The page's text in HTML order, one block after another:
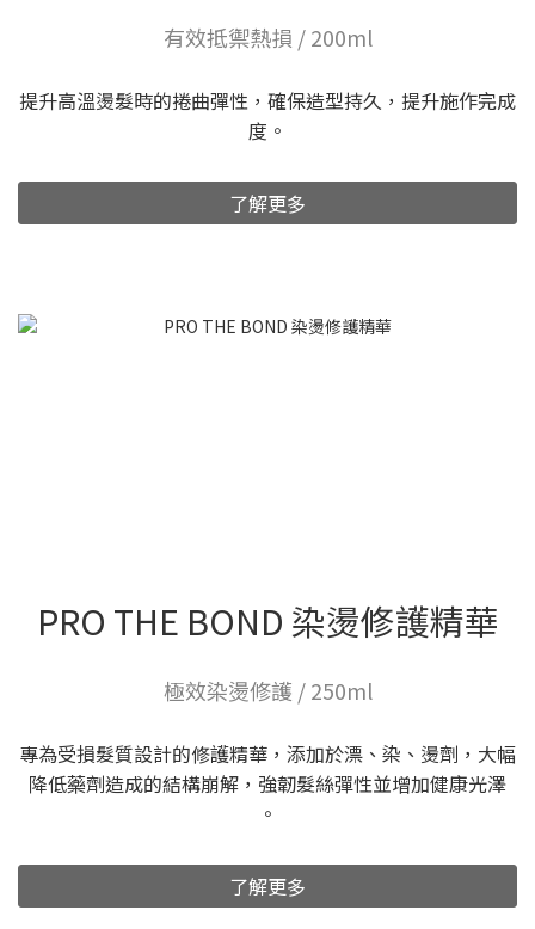
有效抵禦熱損 / 200ml
提升高溫燙髮時的捲曲彈性，確保造型持久，提升施作完成
度。
了解更多
PRO THE BOND 染燙修護精華
極效染燙修護 / 250ml
專為受損髮質設計的修護精華，添加於漂、染、燙劑，大幅
降低藥劑造成的結構崩解，強韌髮絲彈性並增加健康光澤
。
了解更多